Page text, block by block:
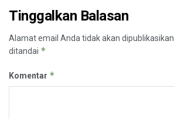
Tinggalkan Balasan
Alamat email Anda tidak akan dipublikasikan.
ditandai *
Komentar *